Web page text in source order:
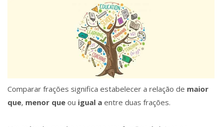
Comparar frações significa estabelecer a relação de maior
que, menor que ou igual a entre duas frações.